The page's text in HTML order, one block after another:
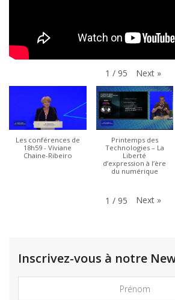
1 / 95 Next »
Les conférences de
18h59 - Viviane
Chaine-Ribeiro
Printemps des
Technologies – La
Liberté
d’expression à l’ère
du numérique
1 / 95 Next »
Inscrivez-vous à notre